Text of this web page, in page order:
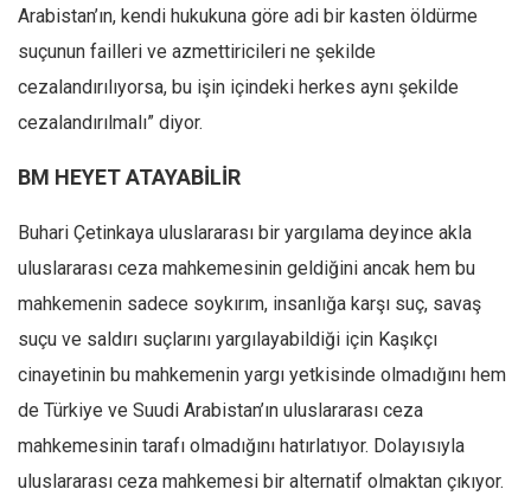
Arabistan’ın, kendi hukukuna göre adi bir kasten öldürme
suçunun failleri ve azmettiricileri ne şekilde
cezalandırılıyorsa, bu işin içindeki herkes aynı şekilde
cezalandırılmalı” diyor.
BM HEYET ATAYABİLİR
Buhari Çetinkaya uluslararası bir yargılama deyince akla
uluslararası ceza mahkemesinin geldiğini ancak hem bu
mahkemenin sadece soykırım, insanlığa karşı suç, savaş
suçu ve saldırı suçlarını yargılayabildiği için Kaşıkçı
cinayetinin bu mahkemenin yargı yetkisinde olmadığını hem
de Türkiye ve Suudi Arabistan’ın uluslararası ceza
mahkemesinin tarafı olmadığını hatırlatıyor. Dolayısıyla
uluslararası ceza mahkemesi bir alternatif olmaktan çıkıyor.